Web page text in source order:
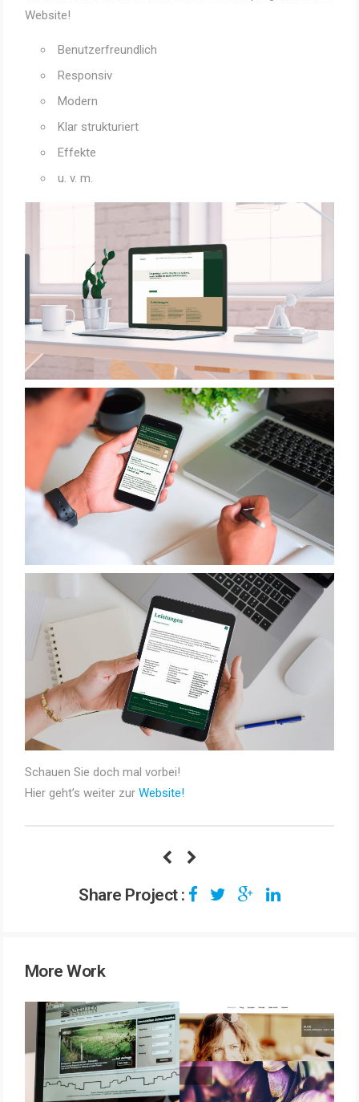
Website!
Benutzerfreundlich
Responsiv
Modern
Klar strukturiert
Effekte
u. v. m.
Schauen Sie doch mal vorbei!
Hier geht’s weiter zur Website!
Share Project :
More Work